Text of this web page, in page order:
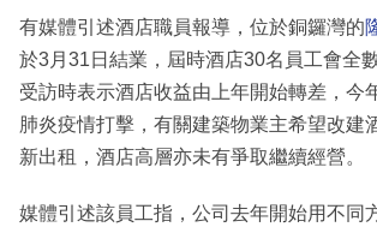
有媒體引述酒店職員報導，位於銅鑼灣的
於3月31日結業，屆時酒店30名員工會全
受訪時表示酒店收益由上年開始轉差，今
肺炎疫情打擊，有關建築物業主希望改建
新出租，酒店高層亦未有爭取繼續經營。
媒體引述該員工指，公司去年開始用不同